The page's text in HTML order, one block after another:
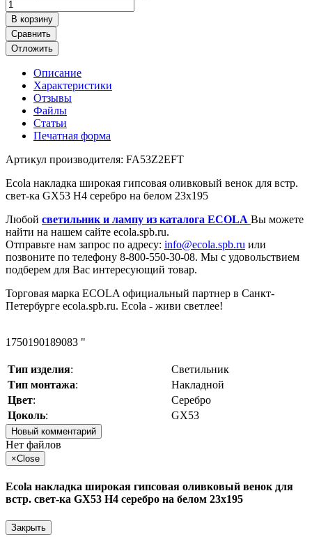
В корзину
Сравнить
Отложить
Описание
Характеристики
Отзывы
Файлы
Статьи
Печатная форма
Артикул производителя: FA53Z2EFT
Ecola накладка широкая гипсовая оливковый венок для встр.
свет-ка GX53 H4 серебро на белом 23х195
Любой светильник и лампу из каталога ECOLA Вы можете
найти на нашем сайте ecola.spb.ru.
Отправьте нам запрос по адресу: info@ecola.spb.ru или
позвоните по телефону 8-800-550-30-08. Мы с удовольствием
подберем для Вас интересующий товар.
Торговая марка ECOLA официальный партнер в Санкт-
Петербурге ecola.spb.ru. Ecola - живи светлее!
1750190189083 "
Тип изделия:
Светильник
Тип монтажа:
Накладной
Цвет:
Серебро
Цоколь: GX53
Новый комментарий
Нет файлов
×Close
Ecola накладка широкая гипсовая оливковый венок для
встр. свет-ка GX53 H4 серебро на белом 23х195
Закрыть